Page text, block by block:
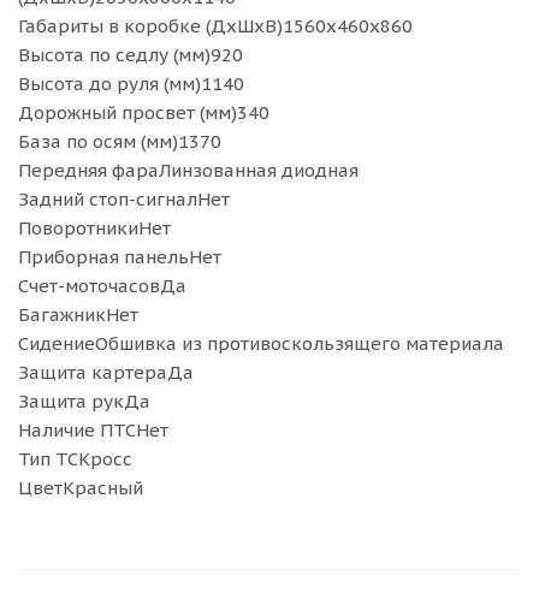
Габариты в коробке (ДхШхВ)1560x460x860
Высота по седлу (мм)920
Высота до руля (мм)1140
Дорожный просвет (мм)340
База по осям (мм)1370
Передняя фараЛинзованная диодная
Задний стоп-сигналНет
ПоворотникиНет
Приборная панельНет
Счет-моточасовДа
БагажникНет
СидениеОбшивка из противоскользящего материала
Защита картераДа
Защита рукДа
Наличие ПТСНет
Тип ТСКросс
ЦветКрасный